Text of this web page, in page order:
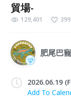
貿場-
129,401 399
肥尾巴
2026.06.19
Add To